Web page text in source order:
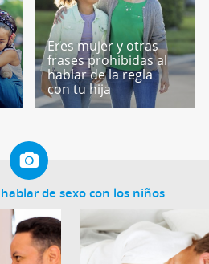
Eres mujer y otras
frases prohibidas al
hablar de la regla
con tu hija
de sexo con los niños